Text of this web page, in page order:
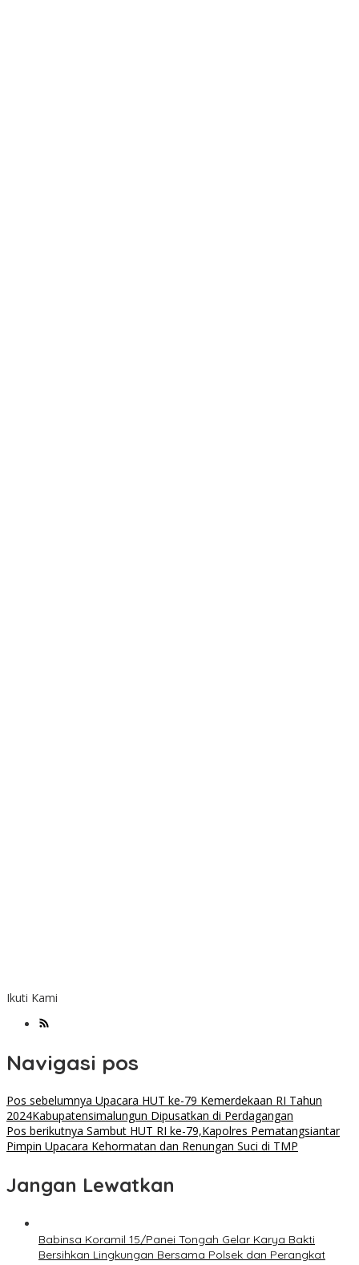
Ikuti Kami
Navigasi pos
Pos sebelumnya Upacara HUT ke-79 Kemerdekaan RI Tahun
2024Kabupatensimalungun Dipusatkan di Perdagangan
Pos berikutnya Sambut HUT RI ke-79,Kapolres Pematangsiantar
Pimpin Upacara Kehormatan dan Renungan Suci di TMP
Jangan Lewatkan
Babinsa Koramil 15/Panei Tongah Gelar Karya Bakti
Bersihkan Lingkungan Bersama Polsek dan Perangkat